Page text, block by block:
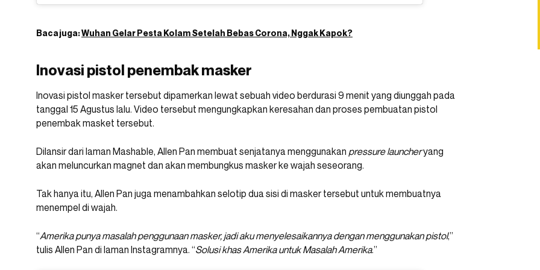
Baca juga:Wuhan Gelar Pesta Kolam Setelah Bebas Corona, Nggak Kapok?
Inovasi pistol penembak masker
Inovasi pistol masker tersebut dipamerkan lewat sebuah video berdurasi 9 menit yang diunggah pada
tanggal 15 Agustus lalu. Video tersebut mengungkapkan keresahan dan proses pembuatan pistol
penembak masket tersebut.
Dilansir dari laman Mashable, Allen Pan membuat senjatanya menggunakan pressure launcheryang
akan meluncurkan magnet dan akan membungkus masker ke wajah seseorang.
Tak hanya itu, Allen Pan juga menambahkan selotip dua sisi di masker tersebut untuk membuatnya
menempel di wajah.
“Amerika punya masalah penggunaan masker, jadi aku menyelesaikannya dengan menggunakan pistol,”
tulis Allen Pan di laman Instagramnya. “Solusi khas Amerika untuk Masalah Amerika.”